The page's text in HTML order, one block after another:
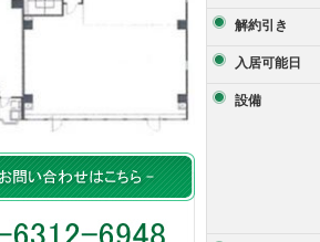
解約引き
入居可能日
設備